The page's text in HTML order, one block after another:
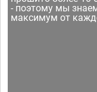
- поэтому мы
максимум от